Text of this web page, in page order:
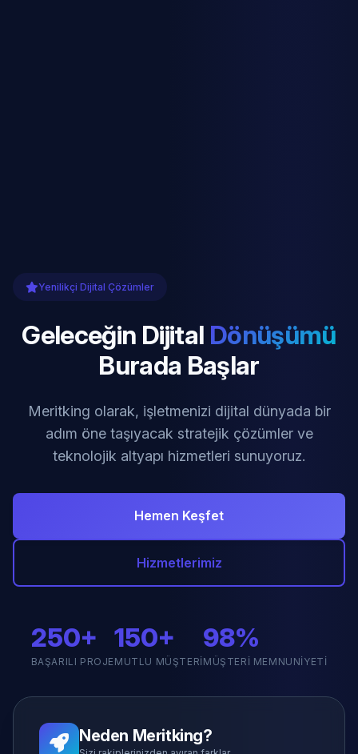
Yenilikçi Dijital Çözümler
Geleceğin Dijital Dönüşümü
Burada Başlar
Meritking olarak, işletmenizi dijital dünyada bir
adım öne taşıyacak stratejik çözümler ve
teknolojik altyapı hizmetleri sunuyoruz.
Hemen Keşfet
Hizmetlerimiz
250+
BAŞARILI PROJE
150+
MUTLU MÜŞTERI
98%
MÜŞTERI MEMNUNIYETI
Neden Meritking?